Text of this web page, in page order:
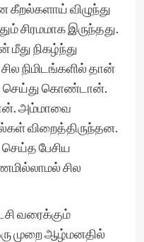
கீறல்களாய் விழுந்து
சிரமமாக இருந்தது.
நிகழ்ந்து
நிமிடங்களில் தான்
செய்து கொண்டான்.
அம்மாவை
விறைத்திருந்தன.
பேசிய
சில
வரைக்கும்
முறை ஆழ்மனதில்